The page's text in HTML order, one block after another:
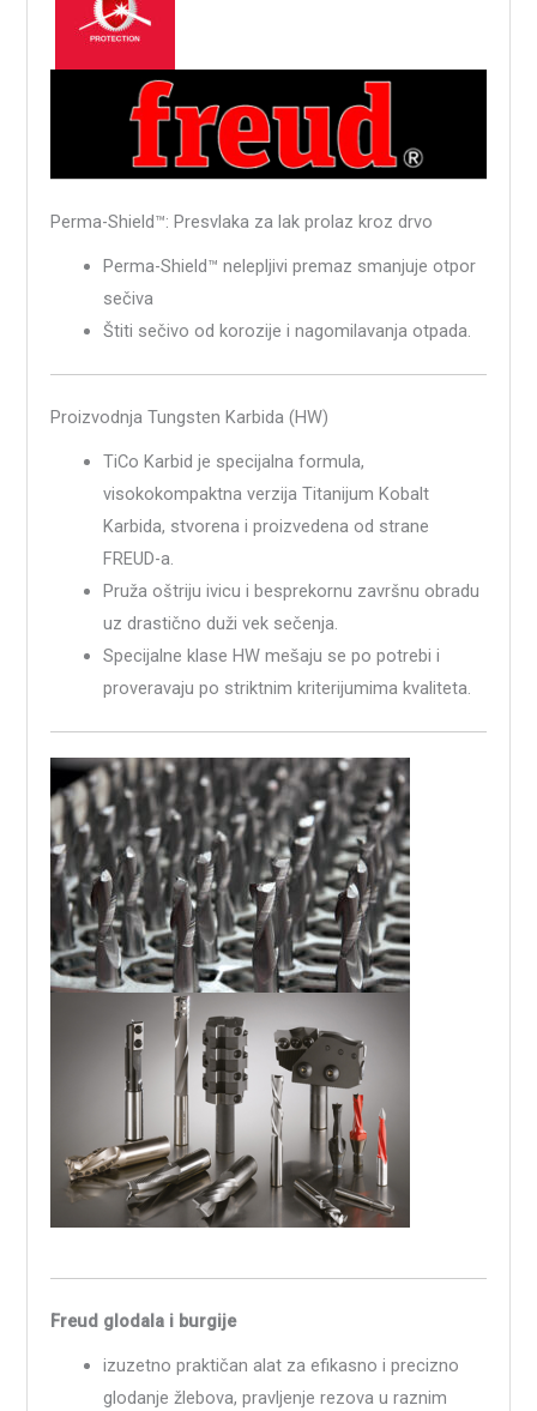
Perma-Shield™: Presvlaka za lak prolaz kroz drvo
Perma-Shield™ nelepljivi premaz smanjuje otpor
sečiva
Štiti sečivo od korozije i nagomilavanja otpada.
Proizvodnja Tungsten Karbida (HW)
TiCo Karbid je specijalna formula,
visokokompaktna verzija Titanijum Kobalt
Karbida, stvorena i proizvedena od strane
FREUD-a.
Pruža oštriju ivicu i besprekornu završnu obradu
uz drastično duži vek sečenja.
Specijalne klase HW mešaju se po potrebi i
proveravaju po striktnim kriterijumima kvaliteta.
Freud glodala i burgije
izuzetno praktičan alat za efikasno i precizno
glodanje žlebova, pravljenje rezova u raznim